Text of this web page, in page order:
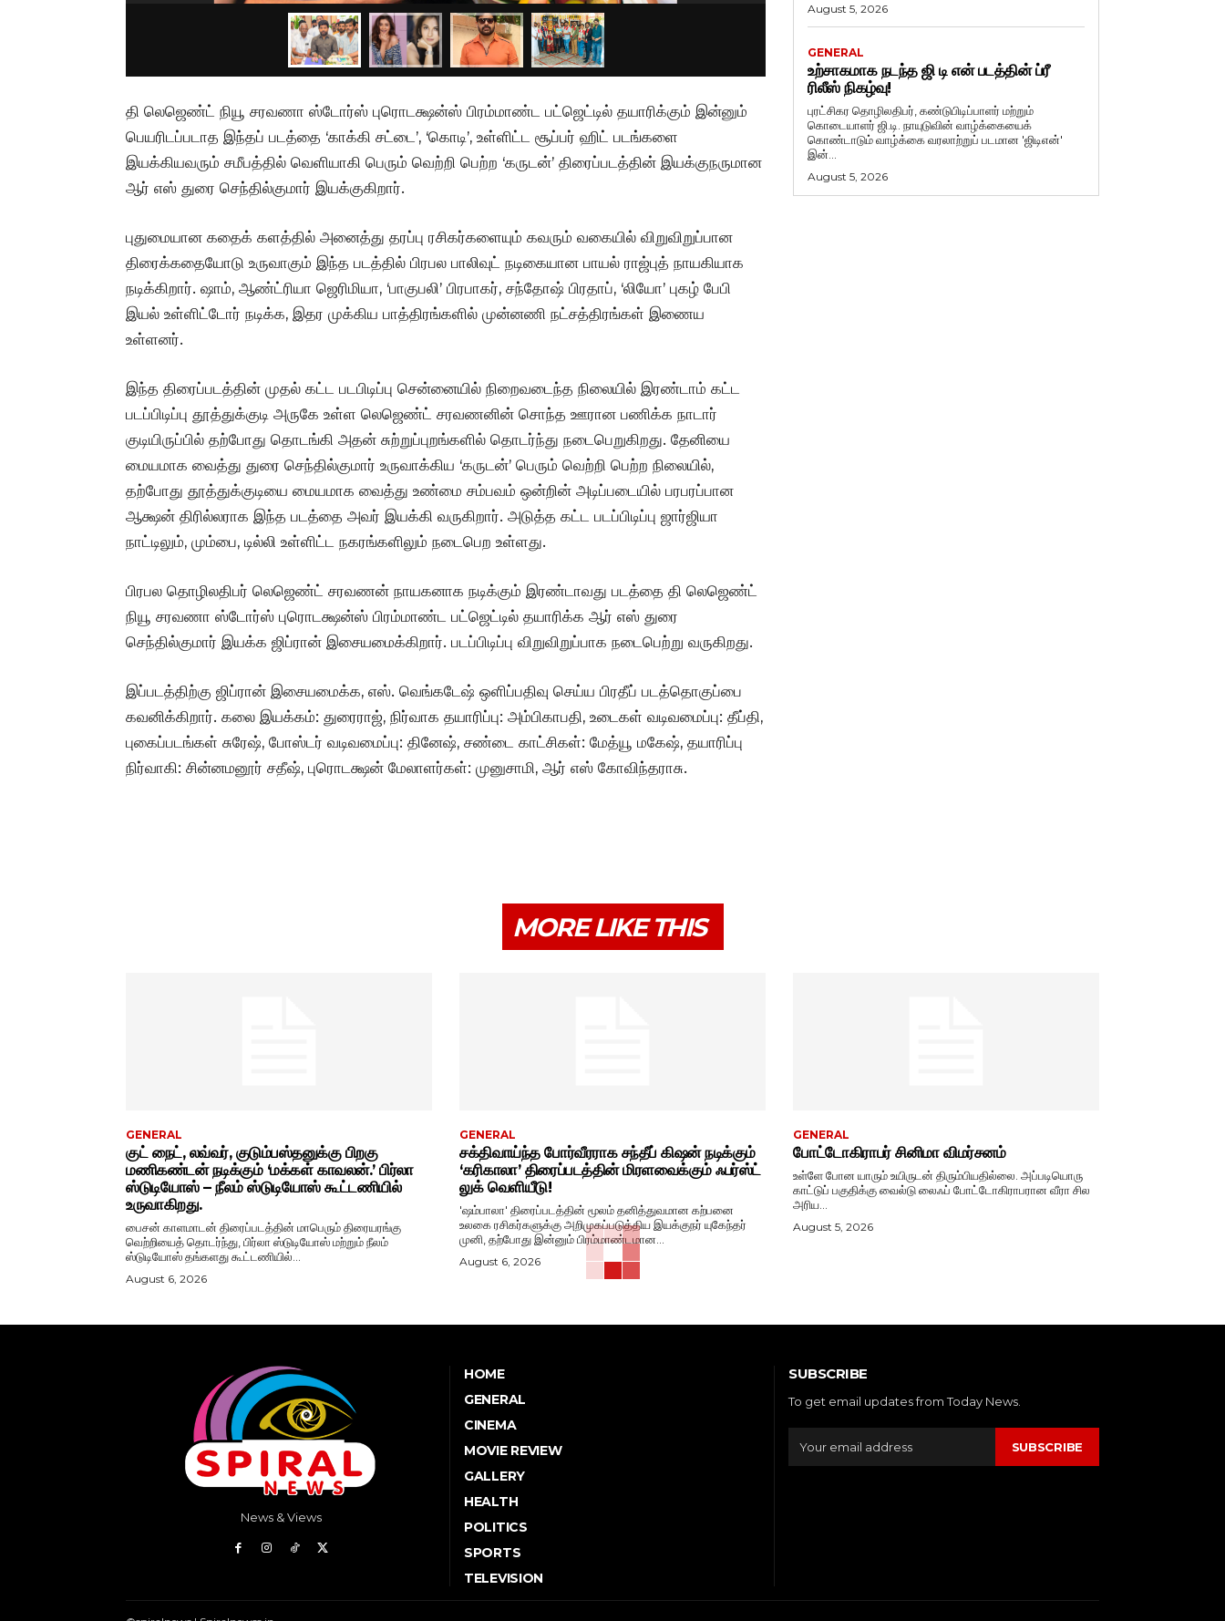
தி லெஜெண்ட் நியூ சரவணா ஸ்டோர்ஸ் புரொடக்ஷன்ஸ் பிரம்மாண்ட பட்ஜெட்டில் தயாரிக்கும் இன்னும்
பெயரிடப்படாத இந்தப் படத்தை ‘காக்கி சட்டை’, ‘கொடி’, உள்ளிட்ட சூப்பர் ஹிட் படங்களை
இயக்கியவரும் சமீபத்தில் வெளியாகி பெரும் வெற்றி பெற்ற ‘கருடன்’ திரைப்படத்தின் இயக்குநருமான
ஆர் எஸ் துரை செந்தில்குமார் இயக்குகிறார்.
புதுமையான கதைக் களத்தில் அனைத்து தரப்பு ரசிகர்களையும் கவரும் வகையில் விறுவிறுப்பான
திரைக்கதையோடு உருவாகும் இந்த படத்தில் பிரபல பாலிவுட் நடிகையான பாயல் ராஜ்புத் நாயகியாக
நடிக்கிறார். ஷாம், ஆண்ட்ரியா ஜெரிமியா, ‘பாகுபலி’ பிரபாகர், சந்தோஷ் பிரதாப், ‘லியோ’ புகழ் பேபி
இயல் உள்ளிட்டோர் நடிக்க, இதர முக்கிய பாத்திரங்களில் முன்னணி நட்சத்திரங்கள் இணைய
உள்ளனர்.
இந்த திரைப்படத்தின் முதல் கட்ட படபிடிப்பு சென்னையில் நிறைவடைந்த நிலையில் இரண்டாம் கட்ட
படப்பிடிப்பு தூத்துக்குடி அருகே உள்ள லெஜெண்ட் சரவணனின் சொந்த ஊரான பணிக்க நாடார்
குடியிருப்பில் தற்போது தொடங்கி அதன் சுற்றுப்புறங்களில் தொடர்ந்து நடைபெறுகிறது. தேனியை
மையமாக வைத்து துரை செந்தில்குமார் உருவாக்கிய ‘கருடன்’ பெரும் வெற்றி பெற்ற நிலையில்,
தற்போது தூத்துக்குடியை மையமாக வைத்து உண்மை சம்பவம் ஒன்றின் அடிப்படையில் பரபரப்பான
ஆக்ஷன் திரில்லராக இந்த படத்தை அவர் இயக்கி வருகிறார். அடுத்த கட்ட படப்பிடிப்பு ஜார்ஜியா
நாட்டிலும், மும்பை, டில்லி உள்ளிட்ட நகரங்களிலும் நடைபெற உள்ளது.
பிரபல தொழிலதிபர் லெஜெண்ட் சரவணன் நாயகனாக நடிக்கும் இரண்டாவது படத்தை தி லெஜெண்ட்
நியூ சரவணா ஸ்டோர்ஸ் புரொடக்ஷன்ஸ் பிரம்மாண்ட பட்ஜெட்டில் தயாரிக்க ஆர் எஸ் துரை
செந்தில்குமார் இயக்க ஜிப்ரான் இசையமைக்கிறார். படப்பிடிப்பு விறுவிறுப்பாக நடைபெற்று வருகிறது.
இப்படத்திற்கு ஜிப்ரான் இசையமைக்க, எஸ். வெங்கடேஷ் ஒளிப்பதிவு செய்ய பிரதீப் படத்தொகுப்பை
கவனிக்கிறார். கலை இயக்கம்: துரைராஜ், நிர்வாக தயாரிப்பு: அம்பிகாபதி, உடைகள் வடிவமைப்பு: தீப்தி,
புகைப்படங்கள் சுரேஷ், போஸ்டர் வடிவமைப்பு: தினேஷ், சண்டை காட்சிகள்: மேத்யூ மகேஷ், தயாரிப்பு
நிர்வாகி: சின்னமனூர் சதீஷ், புரொடக்ஷன் மேலாளர்கள்: முனுசாமி, ஆர் எஸ் கோவிந்தராசு.
August 5, 2026
GENERAL
உற்சாகமாக நடந்த ஜி டி என் படத்தின் ப்ரீ
ரிலீஸ் நிகழ்வு!
புரட்சிகர தொழிலதிபர், கண்டுபிடிப்பாளர் மற்றும்
கொடையாளர் ஜி.டி. நாயுடுவின் வாழ்க்கையைக்
கொண்டாடும் வாழ்க்கை வரலாற்றுப் படமான 'ஜிடிஎன்'
இன்...
August 5, 2026
MORE LIKE THIS
GENERAL
குட் நைட், லவ்வர், குடும்பஸ்தனுக்கு பிறகு
மணிகண்டன் நடிக்கும் ‘மக்கள் காவலன்.’ பிர்லா
ஸ்டுடியோஸ் – நீலம் ஸ்டுடியோஸ் கூட்டணியில்
உருவாகிறது.
பைசன் காளமாடன் திரைப்படத்தின் மாபெரும் திரையரங்கு
வெற்றியைத் தொடர்ந்து, பிர்லா ஸ்டுடியோஸ் மற்றும் நீலம்
ஸ்டுடியோஸ் தங்களது கூட்டணியில்...
August 6, 2026
GENERAL
சக்திவாய்ந்த போர்வீரராக சந்தீப் கிஷன் நடிக்கும்
‘கரிகாலா’ திரைப்படத்தின் மிரளவைக்கும் ஃபர்ஸ்ட்
லுக் வெளியீடு!
'ஷம்பாலா' திரைப்படத்தின் மூலம் தனித்துவமான கற்பனை
உலகை ரசிகர்களுக்கு அறிமுகப்படுத்திய இயக்குநர் யுகேந்தர்
முனி, தற்போது இன்னும் பிரம்மாண்டமான...
August 6, 2026
GENERAL
போட்டோகிராபர் சினிமா விமர்சனம்
உள்ளே போன யாரும் உயிருடன் திரும்பியதில்லை. அப்படியொரு
காட்டுப் பகுதிக்கு வைல்டு லைஃப் போட்டோகிராபரான வீரா சில
அரிய...
August 5, 2026
News & Views
HOME
GENERAL
CINEMA
MOVIE REVIEW
GALLERY
HEALTH
POLITICS
SPORTS
TELEVISION
SUBSCRIBE
To get email updates from Today News.
SUBSCRIBE